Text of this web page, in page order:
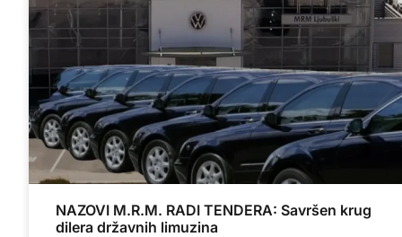
NAZOVI M.R.M. RADI TENDERA: Savršen krug
dilera državnih limuzina